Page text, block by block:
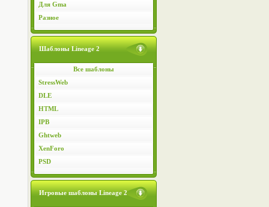
Для Gma
Разное
Шаблоны Lineage 2
Все шаблоны
StressWeb
DLE
HTML
IPB
Ghtweb
XenForo
PSD
Игровые шаблоны Lineage 2